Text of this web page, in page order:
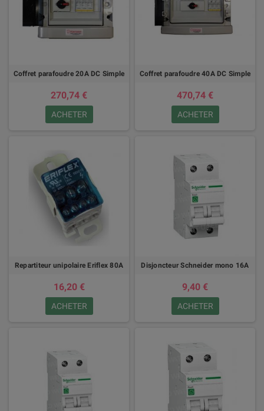
Coffret parafoudre 20A DC Simple
270,74 €
ACHETER
Coffret parafoudre 40A DC Simple
470,74 €
ACHETER
Repartiteur unipolaire Eriflex 80A
16,20 €
ACHETER
Disjoncteur Schneider mono 16A
9,40 €
ACHETER